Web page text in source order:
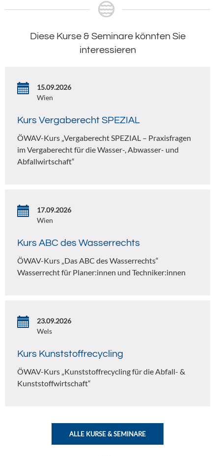
Diese Kurse & Seminare könnten Sie
interessieren
15.09.2026
Wien
Kurs Vergaberecht SPEZIAL
ÖWAV-Kurs „Vergaberecht SPEZIAL – Praxisfragen
im Vergaberecht für die Wasser-, Abwasser- und
Abfallwirtschaft“
17.09.2026
Wien
Kurs ABC des Wasserrechts
ÖWAV-Kurs „Das ABC des Wasserrechts“
Wasserrecht für Planer:innen und Techniker:innen
23.09.2026
Wels
Kurs Kunststoffrecycling
ÖWAV-Kurs „Kunststoffrecycling für die Abfall- &
Kunststoffwirtschaft“
ALLE KURSE & SEMINARE